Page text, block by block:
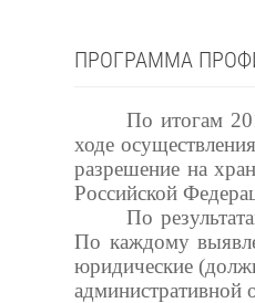
ПРОГРАММА
По итогам
ходе
разрешение на
Российской
По
По каждому
юридические
административной